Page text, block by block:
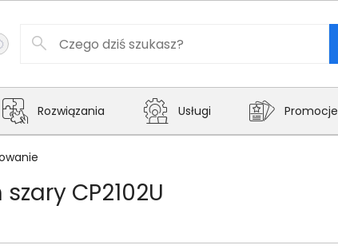
Rozwiązania Usługi Promocje
CP2102U